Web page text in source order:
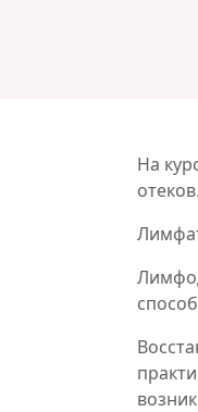
На
отеков.